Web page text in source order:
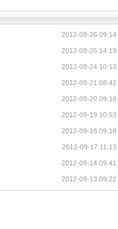
2012-09-26 09:14
2012-09-25 14:19
2012-09-24 10:13
2012-09-21 08:42
2012-09-20 09:18
2012-09-19 10:53
2012-09-18 09:18
2012-09-17 11:13
2012-09-14 09:41
2012-09-13 09:22